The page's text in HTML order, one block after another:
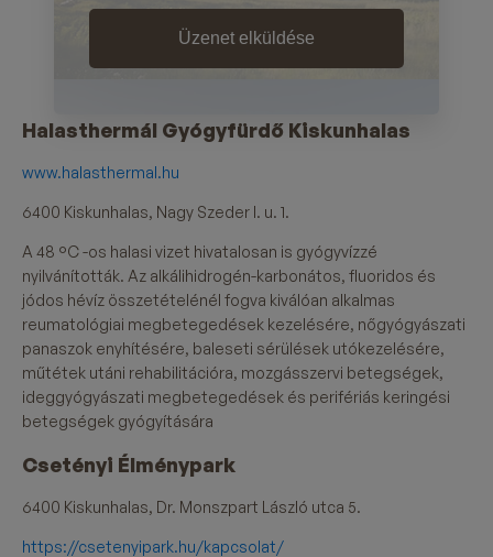
Halasthermál Gyógyfürdő Kiskunhalas
www.halasthermal.hu
6400 Kiskunhalas, Nagy Szeder I. u. 1.
A 48 °C -os halasi vizet hivatalosan is gyógyvízzé
nyilvánították. Az alkálihidrogén-karbonátos, fluoridos és
jódos hévíz összetételénél fogva kiválóan alkalmas
reumatológiai megbetegedések kezelésére, nőgyógyászati
panaszok enyhítésére, baleseti sérülések utókezelésére,
műtétek utáni rehabilitációra, mozgásszervi betegségek,
ideggyógyászati megbetegedések és perifériás keringési
betegségek gyógyítására
Csetényi Élménypark
6400 Kiskunhalas, Dr. Monszpart László utca 5.
https://csetenyipark.hu/kapcsolat/
Üzenet elküldése